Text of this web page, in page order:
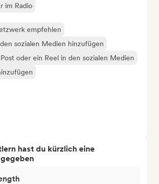
im Radio
empfehlen
sozialen Medien hinzufügen
oder ein Reel in den sozialen Medien
hast du kürzlich eine